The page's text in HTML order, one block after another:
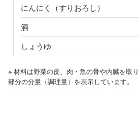
にんにく（すりおろし）
酒
しょうゆ
※ 材料は野菜の皮、肉・魚の骨や内臓を取
部分の分量（調理量）を表示しています。